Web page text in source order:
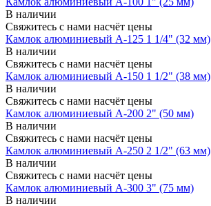
В наличии
Свяжитесь с нами насчёт цены
Камлок алюминиевый A-125 1 1/4" (32 мм)
В наличии
Свяжитесь с нами насчёт цены
Камлок алюминиевый A-150 1 1/2" (38 мм)
В наличии
Свяжитесь с нами насчёт цены
Камлок алюминиевый A-200 2" (50 мм)
В наличии
Свяжитесь с нами насчёт цены
Камлок алюминиевый A-250 2 1/2" (63 мм)
В наличии
Свяжитесь с нами насчёт цены
Камлок алюминиевый A-300 3" (75 мм)
В наличии